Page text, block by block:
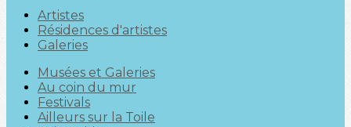
Artistes
Résidences d'artistes
Galeries
Musées et Galeries
Au coin du mur
Festivals
Ailleurs sur la Toile